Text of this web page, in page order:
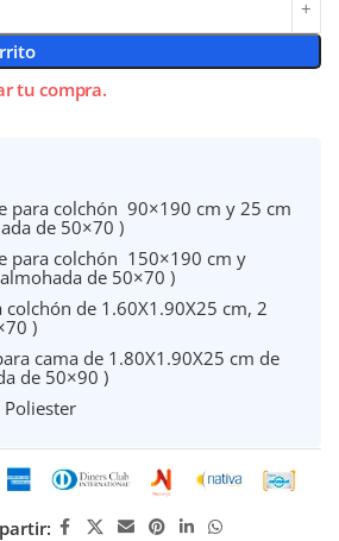
tu compra.
para colchón 90×190 cm y 25 cm
de 50×70 )
para colchón 150×190 cm y
de 50×70 )
de 1.60X1.90X25 cm, 2
)
cama de 1.80X1.90X25 cm de
de 50×90 )